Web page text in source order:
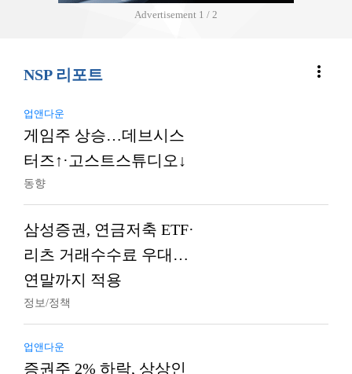
Advertisement 2 / 2
NSP 리포트 more_vert
업앤다운
게임주 상승…데브시스
터즈↑·고스트스튜디오↓
동향
삼성증권, 연금저축 ETF·
리츠 거래수수료 우대…
연말까지 적용
정보/정책
업앤다운
증권주 2% 하락, 상상인